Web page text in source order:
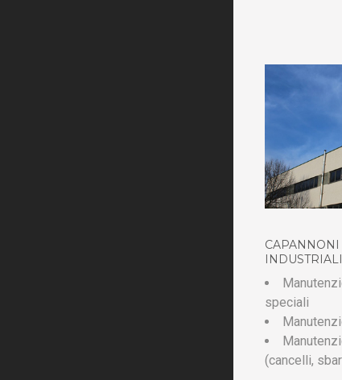
CAPANNONI
INDUSTRIALI
speciali
(cancelli,